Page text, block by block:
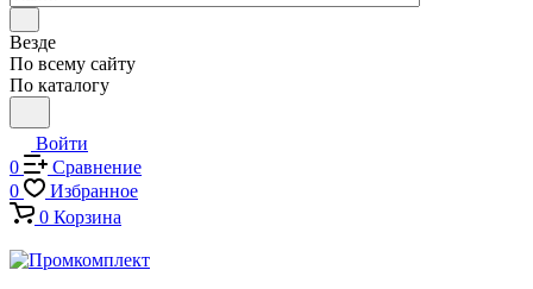
Везде
По всему сайту
По каталогу
Войти
0
Сравнение
0
Избранное
0 Корзина